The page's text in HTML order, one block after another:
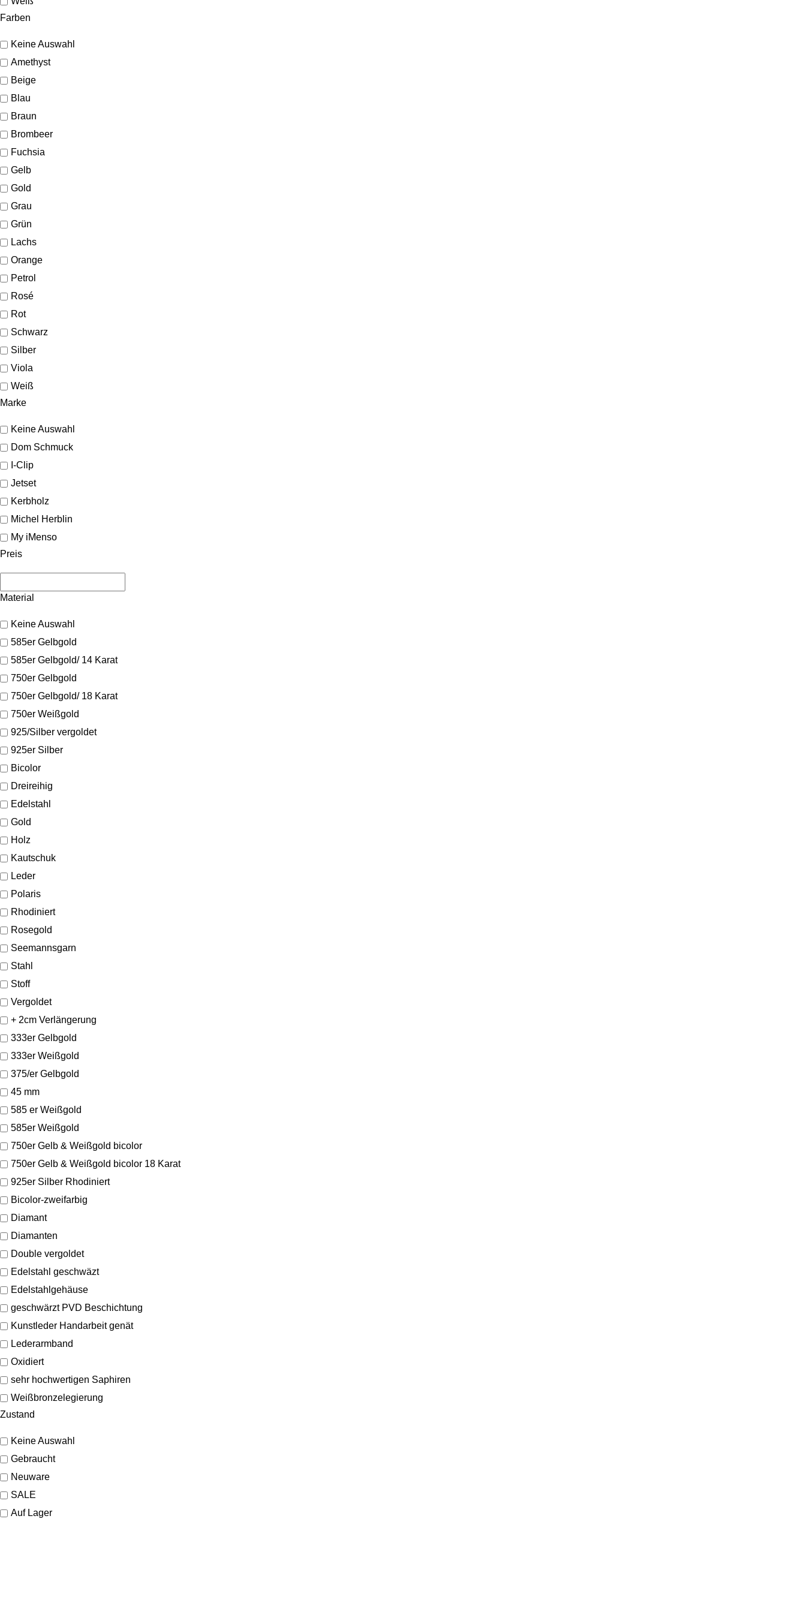
Farben
Keine Auswahl
Amethyst
Beige
Blau
Braun
Brombeer
Fuchsia
Gelb
Gold
Grau
Grün
Lachs
Orange
Petrol
Rosé
Rot
Schwarz
Silber
Viola
Weiß
Marke
Keine Auswahl
Dom Schmuck
I-Clip
Jetset
Kerbholz
Michel Herblin
My iMenso
Preis
Material
Keine Auswahl
585er Gelbgold
585er Gelbgold/ 14 Karat
750er Gelbgold
750er Gelbgold/ 18 Karat
750er Weißgold
925/Silber vergoldet
925er Silber
Bicolor
Dreireihig
Edelstahl
Gold
Holz
Kautschuk
Leder
Polaris
Rhodiniert
Rosegold
Seemannsgarn
Stahl
Stoff
Vergoldet
+ 2cm Verlängerung
333er Gelbgold
333er Weißgold
375/er Gelbgold
45 mm
585 er Weißgold
585er Weißgold
750er Gelb & Weißgold bicolor
750er Gelb & Weißgold bicolor 18 Karat
925er Silber Rhodiniert
Bicolor-zweifarbig
Diamant
Diamanten
Double vergoldet
Edelstahl geschwäzt
Edelstahlgehäuse
geschwärzt PVD Beschichtung
Kunstleder Handarbeit genät
Lederarmband
Oxidiert
sehr hochwertigen Saphiren
Weißbronzelegierung
Zustand
Keine Auswahl
Gebraucht
Neuware
SALE
Auf Lager